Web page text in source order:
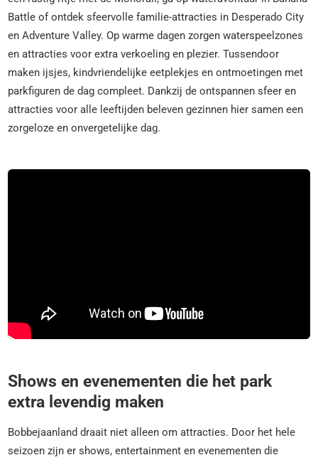
Battle of ontdek sfeervolle familie-attracties in Desperado City
en Adventure Valley. Op warme dagen zorgen waterspeelzones
en attracties voor extra verkoeling en plezier. Tussendoor
maken ijsjes, kindvriendelijke eetplekjes en ontmoetingen met
parkfiguren de dag compleet. Dankzij de ontspannen sfeer en
attracties voor alle leeftijden beleven gezinnen hier samen een
zorgeloze en onvergetelijke dag.
Shows en evenementen die het park
extra levendig maken
Bobbejaanland draait niet alleen om attracties. Door het hele
seizoen zijn er shows, entertainment en evenementen die